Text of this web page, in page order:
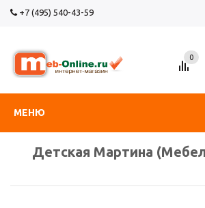
+7 (495) 540-43-59
МЕНЮ
0
Детская Мартина